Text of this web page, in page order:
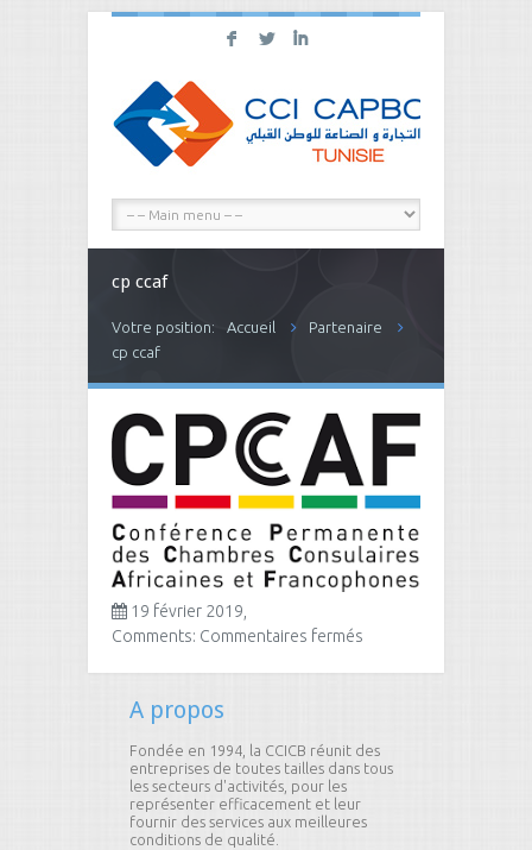
F L I
cp ccaf
Votre position: Accueil
Partenaire
cp ccaf
19 février 2019,
Comments: Commentaires fermés
A propos
Fondée en 1994, la CCICB réunit des
entreprises de toutes tailles dans tous
les secteurs d'activités, pour les
représenter efficacement et leur
fournir des services aux meilleures
conditions de qualité.